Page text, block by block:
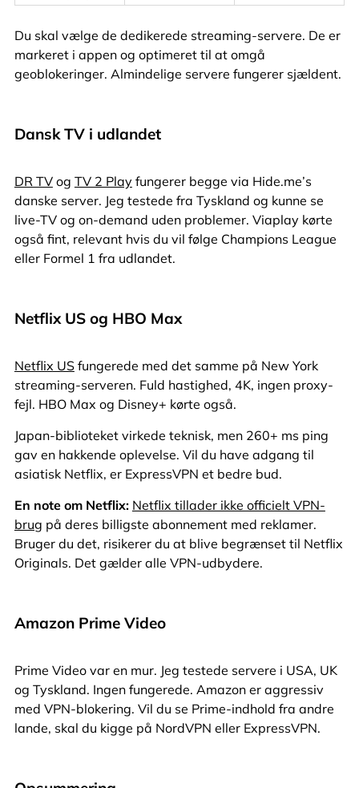
Du skal vælge de dedikerede streaming-servere. De er
markeret i appen og optimeret til at omgå
geoblokeringer. Almindelige servere fungerer sjældent.
Dansk TV i udlandet
DR TVog TV 2 Playfungerer begge via Hide.me’s
danske server. Jeg testede fra Tyskland og kunne se
live-TV og on-demand uden problemer. Viaplay kørte
også fint, relevant hvis du vil følge Champions League
eller Formel 1 fra udlandet.
Netflix US og HBO Max
Netflix USfungerede med det samme på New York
streaming-serveren. Fuld hastighed, 4K, ingen proxy-
fejl. HBO Max og Disney+ kørte også.
Japan-biblioteket virkede teknisk, men 260+ ms ping
gav en hakkende oplevelse. Vil du have adgang til
asiatisk Netflix, er ExpressVPN et bedre bud.
En note om Netflix: Netflix tillader ikke officielt VPN-
brug på deres billigste abonnement med reklamer.
Bruger du det, risikerer du at blive begrænset til Netflix
Originals. Det gælder alle VPN-udbydere.
Amazon Prime Video
Prime Video var en mur. Jeg testede servere i USA, UK
og Tyskland. Ingen fungerede. Amazon er aggressiv
med VPN-blokering. Vil du se Prime-indhold fra andre
lande, skal du kigge på NordVPN eller ExpressVPN.